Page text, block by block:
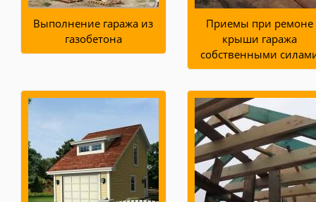
Выполнение гаража из
газобетона
Приемы при ремоне
крыши гаража
собственными